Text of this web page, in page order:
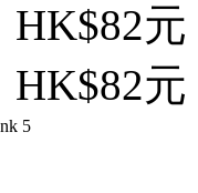
HK$82元
HK$82元